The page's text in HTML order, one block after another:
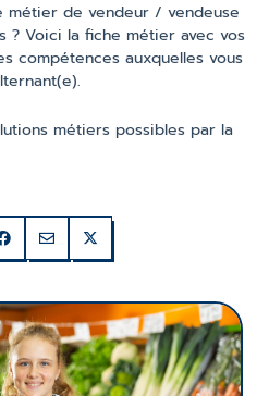
métier de vendeur / vendeuse
? Voici la fiche métier avec vos
compétences auxquelles vous
métiers possibles par la